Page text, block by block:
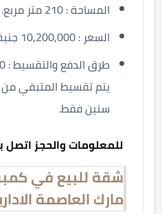
المساحة : 210 متر مربع.
السعر : 10,200,000 جنية.
سنين فقط.
للمعلومات والحجز اتصل
شقة للبيع في
مارك العاصمة